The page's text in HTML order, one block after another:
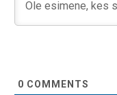
0 COMMENTS